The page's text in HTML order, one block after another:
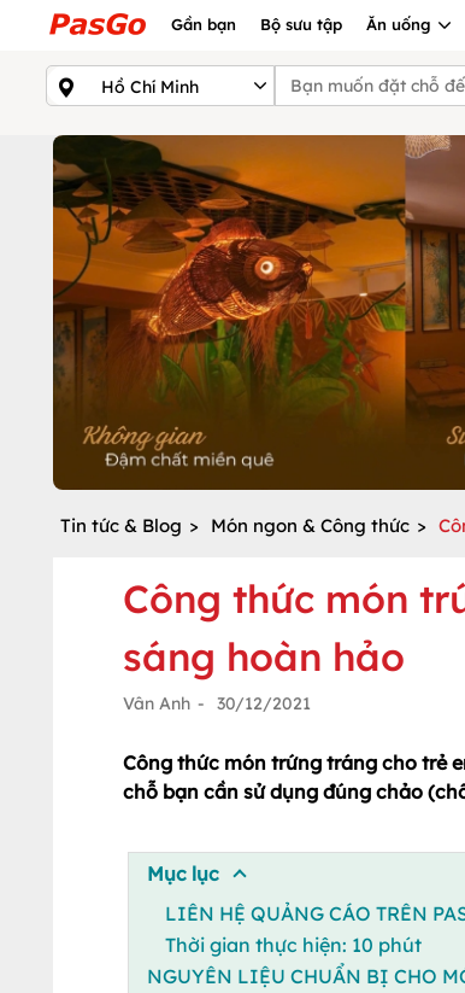
Gần bạn Bộ sưu tập Ăn uống
Tin tức & Blog > Món ngon & Công thức >
Công thức món
sáng hoàn hảo
Vân Anh - 30/12/2021
Công thức món trứng tráng cho trẻ
chỗ bạn cần sử dụng đúng chảo
Mục lục
LIÊN HỆ QUẢNG CÁO TRÊN
Thời gian thực hiện: 10 phút
NGUYÊN LIỆU CHUẨN BỊ CHO